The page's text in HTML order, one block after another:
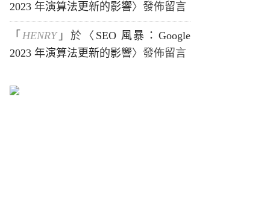
2023 年演算法更新的影響〉發佈留言
「 HENRY」於〈 SEO 風暴：Google
2023 年演算法更新的影響〉發佈留言